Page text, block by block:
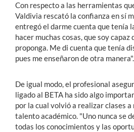
Con respecto a las herramientas
Valdivia rescató la confianza en sí
entregó el darme cuenta que tenía
hacer muchas cosas, que soy capaz
proponga. Me di cuenta que tenía
pues me enseñaron de otra manera".
De igual modo, el profesional
ligado al BETA ha sido algo
por la cual volvió a realizar clases a
talento académico. "Uno nunca se
todas los conocimientos y las